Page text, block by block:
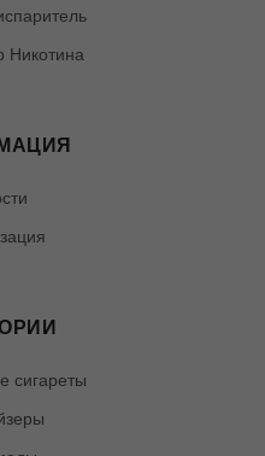
Никотина
сигареты